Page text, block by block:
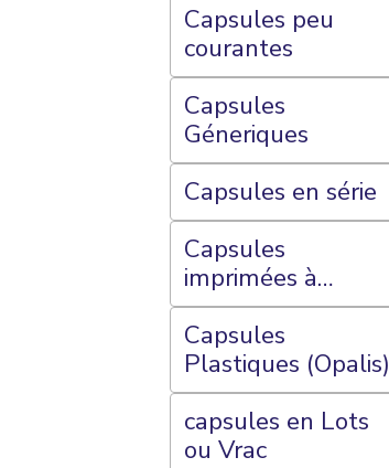
Capsules peu
courantes
Capsules
Géneriques
Capsules en série
Capsules
imprimées à
l'intérieur, Essais ,
et Autres...
Capsules
Plastiques (Opalis)
capsules en Lots
ou Vrac